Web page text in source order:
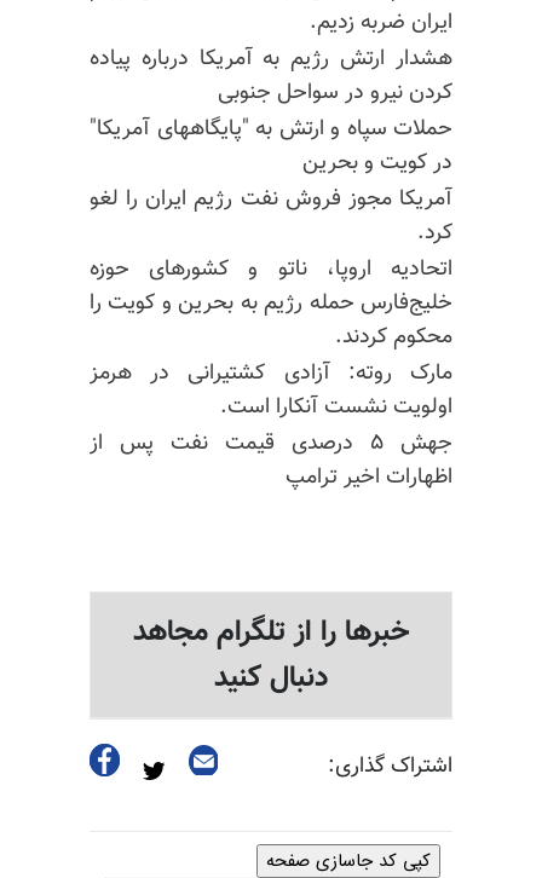
ایران ضربه زدیم.
هشدار ارتش رژیم به آمریکا درباره پیاده
کردن نیرو در سواحل جنوبی
حملات سپاه و ارتش به "پایگاههای آمریکا"
در کویت و بحرین
آمریکا مجوز فروش نفت رژیم ایران را لغو
کرد.
اتحادیه اروپا، ناتو و کشورهای حوزه
خلیج‌فارس حمله رژیم به بحرین و کویت را
محکوم کردند.
مارک روته: آزادی کشتیرانی در هرمز
اولویت نشست آنکارا است.
جهش ۵ درصدی قیمت نفت پس از
اظهارات اخیر ترامپ
خبرها را از تلگرام مجاهد
دنبال کنید
اشتراک گذاری:
کپی کد جاسازی صفحه